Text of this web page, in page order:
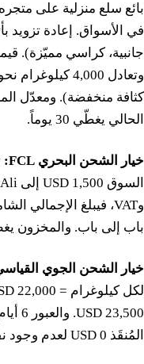
في الأسواق. إعادة تزويد
الحالي يغطّي 30 يوماً.
خيار الشحن البحري FCL:
باب إلى باب. والمخزون
خيار الشحن الجوي
المُنقَذ 0 USD لعدم وجود نفاد.